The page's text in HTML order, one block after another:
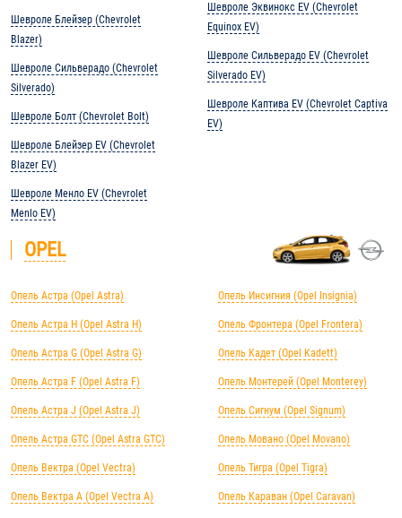
Шевроле Блейзер (Chevrolet
Blazer)
Шевроле Сильверадо (Chevrolet
Silverado)
Шевроле Болт (Chevrolet Bolt)
Шевроле Блейзер EV (Chevrolet
Blazer EV)
Шевроле Менло EV (Chevrolet
Menlo EV)
Шевроле Эквинокс EV (Chevrolet
Equinox EV)
Шевроле Сильверадо EV (Chevrolet
Silverado EV)
Шевроле Каптива EV (Chevrolet Captiva
EV)
OPEL
Опель Астра (Opel Astra)
Опель Астра H (Opel Astra H)
Опель Астра G (Opel Astra G)
Опель Астра F (Opel Astra F)
Опель Астра J (Opel Astra J)
Опель Астра GTC (Opel Astra GTC)
Опель Вектра (Opel Vectra)
Опель Вектра А (Opel Vectra А)
Опель Инсигния (Opel Insignia)
Опель Фронтера (Opel Frontera)
Опель Кадет (Opel Kadett)
Опель Монтерей (Opel Monterey)
Опель Сигнум (Opel Signum)
Опель Мовано (Opel Movano)
Опель Тигра (Opel Tigra)
Опель Караван (Opel Caravan)